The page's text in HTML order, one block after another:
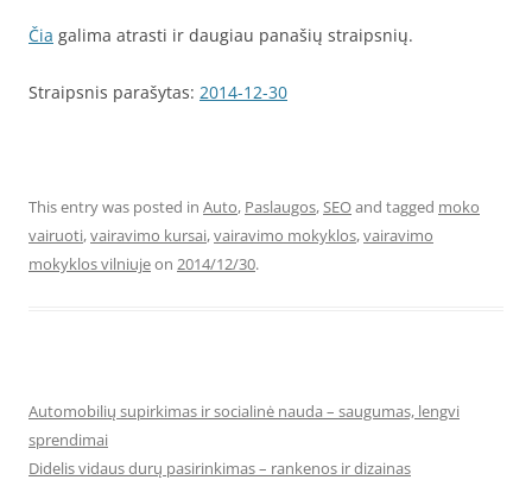
Čia galima atrasti ir daugiau panašių straipsnių.
Straipsnis parašytas: 2014-12-30
This entry was posted in Auto, Paslaugos,SEOand tagged moko
vairuoti,vairavimo kursai,vairavimo mokyklos,vairavimo
mokyklos vilniujeon 2014/12/30.
Automobilių supirkimas ir socialinė nauda – saugumas, lengvi
sprendimai
Didelis vidaus durų pasirinkimas – rankenos ir dizainas